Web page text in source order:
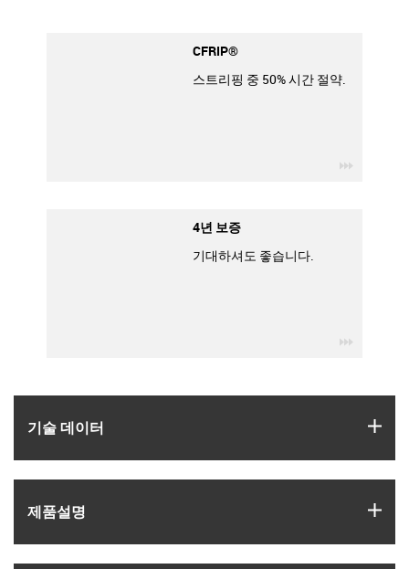
기술 데이터
제품­설명
CFRIP®
스트리핑 중 50% 시간 절약.
4년 보증
기대하셔도 좋습니다.